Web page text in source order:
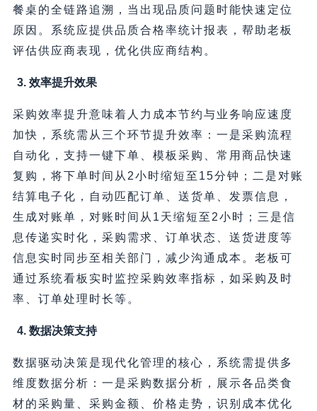
餐桌的全链路追溯，当出现品质问题时能快速定位
原因。系统应提供品质合格率统计报表，帮助老板
评估供应商表现，优化供应商结构。
3. 效率提升效果
采购效率提升意味着人力成本节约与业务响应速度
加快，系统需从三个环节提升效率：一是采购流程
自动化，支持一键下单、模板采购、常用商品快速
复购，将下单时间从2小时缩短至15分钟；二是对账
结算电子化，自动匹配订单、送货单、发票信息，
生成对账单，对账时间从1天缩短至2小时；三是信
息传递实时化，采购需求、订单状态、送货进度等
信息实时同步至相关部门，减少沟通成本。老板可
通过系统看板实时监控采购效率指标，如采购及时
率、订单处理时长等。
4. 数据决策支持
数据驱动决策是现代化管理的核心，系统需提供多
维度数据分析：一是采购数据分析，展示各品类食
材的采购量、采购金额、价格走势，识别成本优化